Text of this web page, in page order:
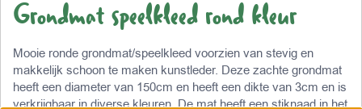
Grondmat speelkleed rond kleur
Mooie ronde grondmat/speelkleed voorzien van stevig en
makkelijk schoon te maken kunstleder. Deze zachte grondmat
heeft een diameter van 150cm en heeft een dikte van 3cm en is
verkrijgbaar in diverse kleuren. De mat heeft een stiknaad in het